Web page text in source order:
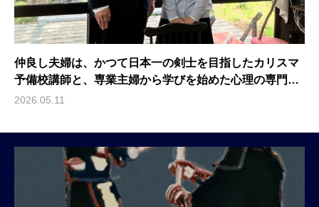
仲良し夫婦は、かつて日本一の剣士を目指したカリスマ
予備校講師と、専業主婦から学びを始めた心理の専門家
（藤井健志事務所代表 / 藤井健志、臨床心理士・公認心
2026.05.11